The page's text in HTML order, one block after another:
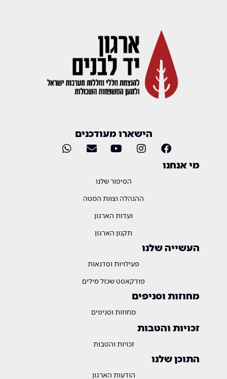
התוכן שלנו
הודעות הארגון
מחוזות וסניפים
מחוזות וסניפים
זכויות והטבות
זכויות והטבות
העשייה שלנו
פעילויות וסדנאות
פודקאסט שכול מילים
מי אנחנו
הסיפור שלנו
ההנהלה וצוות המטה
ועדות הארגון
תקנון הארגון
הישארו מעודכנים